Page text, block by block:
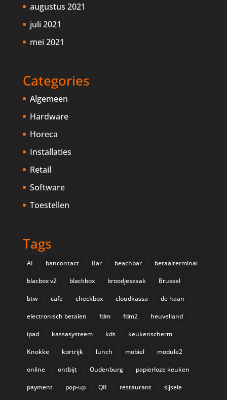
augustus 2021
juli 2021
mei 2021
Categories
Algemeen
Hardware
Horeca
Installaties
Retail
Software
Toestellen
Tags
AI bancontact Bar beachbar betaalterminal
blacbox v2 blackbox broodjeszaak Brussel
btw cafe checkbox cloudkassa de haan
electronisch betalen fdm fdm2 heuvelland
ipad kassasysteem kds keukenscherm
Knokke kortrijk lunch mobiel module2
online ontbijt Oudenburg papierloze keuken
payment pop-up QR restaurant sijsele